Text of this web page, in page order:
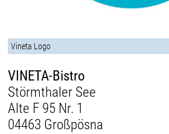
Vineta Logo
VINETA-Bistro
Störmthaler See
Alte F 95 Nr. 1
04463 Großpösna